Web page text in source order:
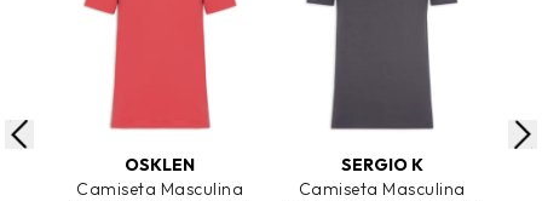
ADICIONAR AO CARRINHO
OSKLEN
Camiseta Masculina
ADICIONAR AO CARRINHO
SERGIO K
Camiseta Masculina